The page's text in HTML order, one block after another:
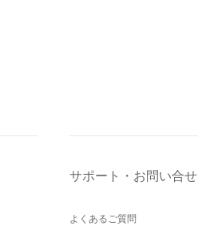
サポート・お問い合せ
よくあるご質問